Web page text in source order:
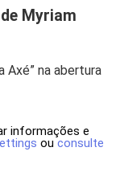
Myriam
Axé” na abertura
informações e
ou consulte